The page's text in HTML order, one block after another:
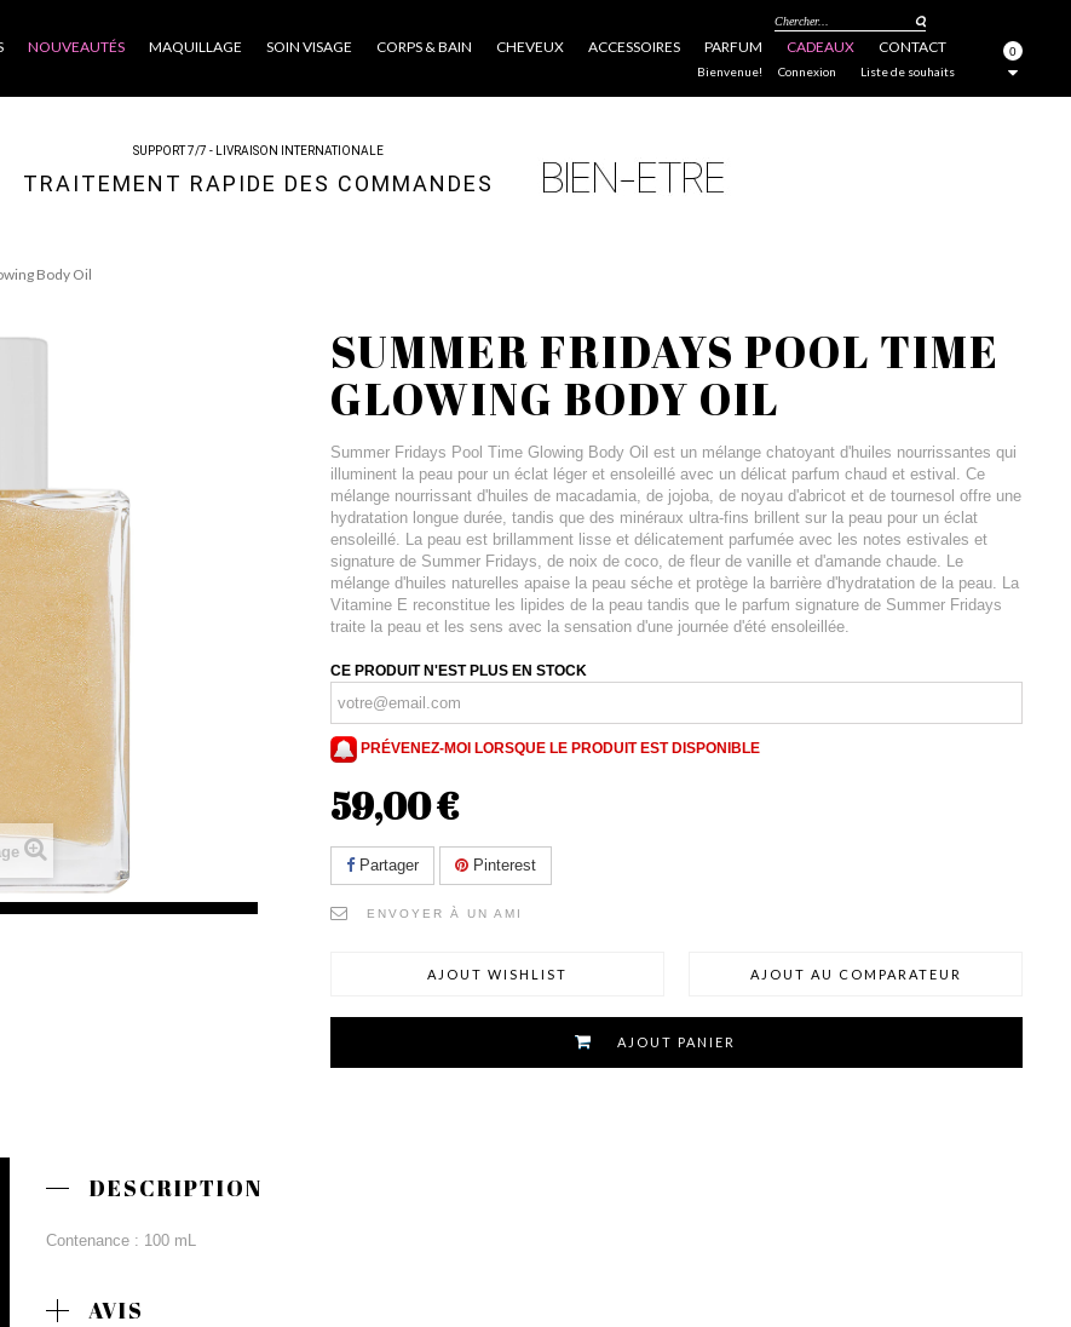
NOUVEAUTÉS MAQUILLAGE SOIN VISAGE CORPS & BAIN CHEVEUX ACCESSOIRES PARFUM CADEAUX CONTACT
Chercher...
0
Liste de souhaits
Bienvenue! Connexion
SUPPORT 7/7 - LIVRAISON INTERNATIONALE
TRAITEMENT RAPIDE DES COMMANDES
Body Oil
SUMMER FRIDAYS POOL TIME
GLOWING BODY OIL
Summer Fridays Pool Time Glowing Body Oil est un mélange chatoyant d'huiles nourrissantes qui
illuminent la peau pour un éclat léger et ensoleillé avec un délicat parfum chaud et estival. Ce
mélange nourrissant d'huiles de macadamia, de jojoba, de noyau d'abricot et de tournesol offre une
hydratation longue durée, tandis que des minéraux ultra-fins brillent sur la peau pour un éclat
ensoleillé. La peau est brillamment lisse et délicatement parfumée avec les notes estivales et
signature de Summer Fridays, de noix de coco, de fleur de vanille et d'amande chaude. Le
mélange d'huiles naturelles apaise la peau séche et protège la barrière d'hydratation de la peau. La
Vitamine E reconstitue les lipides de la peau tandis que le parfum signature de Summer Fridays
traite la peau et les sens avec la sensation d'une journée d'été ensoleillée.
CE PRODUIT N'EST PLUS EN STOCK
PRÉVENEZ-MOI LORSQUE LE PRODUIT EST DISPONIBLE
59,00 €
Partager Pinterest
ENVOYER À UN AMI
AJOUT WISHLIST AJOUT AU COMPARATEUR
AJOUT PANIER
DESCRIPTION
Contenance : 100 mL
AVIS